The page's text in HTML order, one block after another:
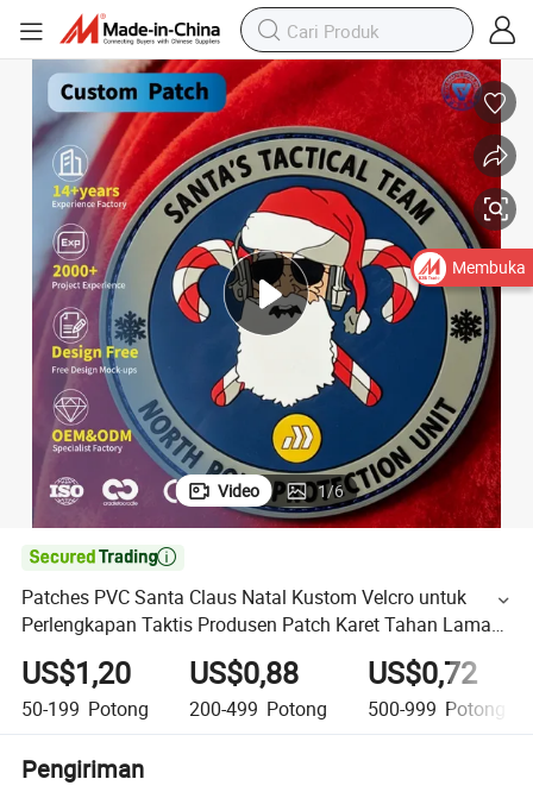
Video 1/6

Patches PVC Santa Claus Natal Kustom Velcro untuk
Perlengkapan Taktis Produsen Patch Karet Tahan Lama
Berkualitas Tinggi Patches Seragam
US$1,20
50-199 Potong
US$0,88
200-499 Potong
US$0,72
500-999 Potong
Pengiriman
Membuka